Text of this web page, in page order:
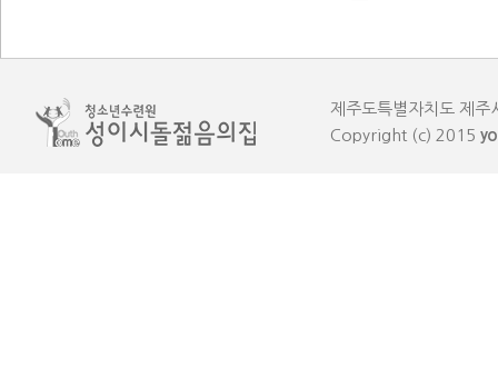
제주도특별자치도 제
Copyright (c) 2015